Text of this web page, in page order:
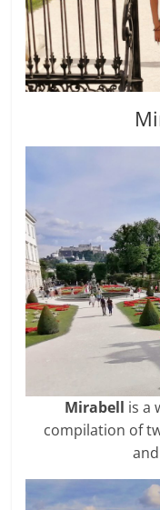
Mirabell is a
compilation of